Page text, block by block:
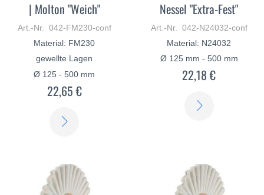
| Molton "Weich"
Art.-Nr. 042-FM230-conf
Material: FM230
gewellte Lagen
Ø 125 - 500 mm
22,65 €
Nessel "Extra-Fest"
Art.-Nr. 042-N24032-conf
Material: N24032
Ø 125 mm - 500 mm
22,18 €